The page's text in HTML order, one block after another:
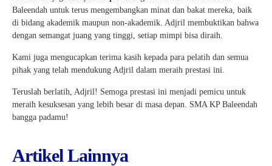
Baleendah untuk terus mengembangkan minat dan bakat mereka, baik
di bidang akademik maupun non-akademik. Adjril membuktikan bahwa
dengan semangat juang yang tinggi, setiap mimpi bisa diraih.
Kami juga mengucapkan terima kasih kepada para pelatih dan semua
pihak yang telah mendukung Adjril dalam meraih prestasi ini.
Teruslah berlatih, Adjril! Semoga prestasi ini menjadi pemicu untuk
meraih kesuksesan yang lebih besar di masa depan. SMA KP Baleendah
bangga padamu!
Artikel Lainnya